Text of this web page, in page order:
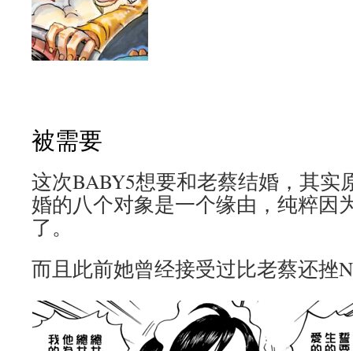
被需要
这次BABY5想要和老蔡结婚，其实
婚的八个对象是一个缘由，纯粹因
了。
而且此前她曾经接受过比老蔡还